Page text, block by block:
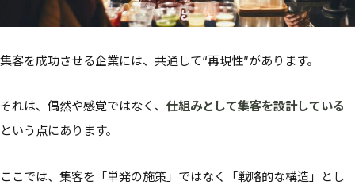
集客を成功させる企業には、共通して“再現性”があります。
それは、偶然や感覚ではなく、 仕組みとして集客を設計している
という点にあります。
ここでは、集客を「単発の施策」ではなく「戦略的な構造」とし